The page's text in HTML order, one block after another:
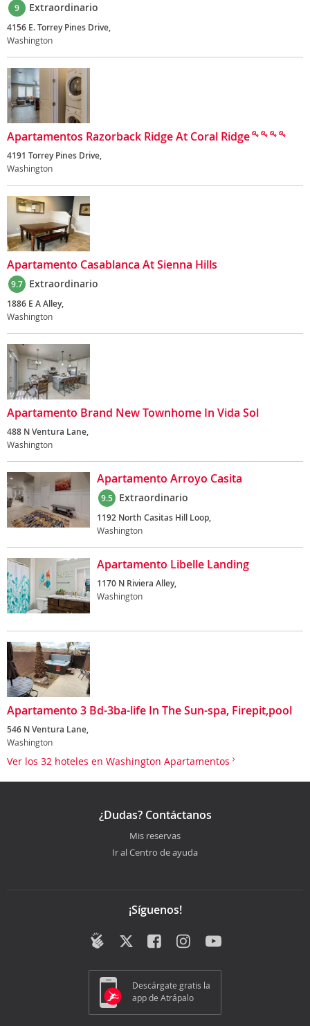
9 Extraordinario
4156 E. Torrey Pines Drive,
Washington
Apartamentos Razorback Ridge At Coral Ridge
4191 Torrey Pines Drive,
Washington
Apartamento Casablanca At Sienna Hills
9.7 Extraordinario
1886 E A Alley,
Washington
Apartamento Brand New Townhome In Vida Sol
488 N Ventura Lane,
Washington
Apartamento Arroyo Casita
9.5 Extraordinario
1192 North Casitas Hill Loop,
Washington
Apartamento Libelle Landing
1170 N Riviera Alley,
Washington
Apartamento 3 Bd-3ba-life In The Sun-spa, Firepit,pool
546 N Ventura Lane,
Washington
Ver los 32 hoteles en Washington Apartamentos
¿Dudas? Contáctanos
Mis reservas
Ir al Centro de ayuda
¡Síguenos!
Descárgate gratis la
app de Atrápalo